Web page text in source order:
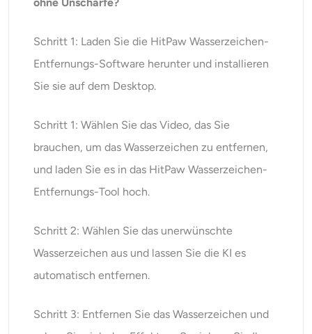
Schritt 1: Laden Sie die HitPaw Wasserzeichen-
Entfernungs-Software herunter und installieren
Sie sie auf dem Desktop.
Schritt 1: Wählen Sie das Video, das Sie
brauchen, um das Wasserzeichen zu entfernen,
und laden Sie es in das HitPaw Wasserzeichen-
Entfernungs-Tool hoch.
Schritt 2: Wählen Sie das unerwünschte
Wasserzeichen aus und lassen Sie die KI es
automatisch entfernen.
Schritt 3: Entfernen Sie das Wasserzeichen und